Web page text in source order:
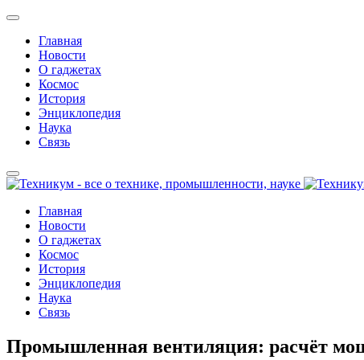
Главная
Новости
О гаджетах
Космос
История
Энциклопедия
Наука
Связь
Главная
Новости
О гаджетах
Космос
История
Энциклопедия
Наука
Связь
Промышленная вентиляция: расчёт